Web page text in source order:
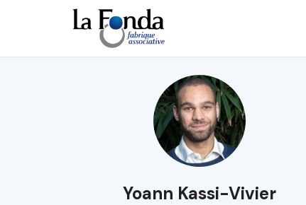
principal
Yoann Kassi-Vivier